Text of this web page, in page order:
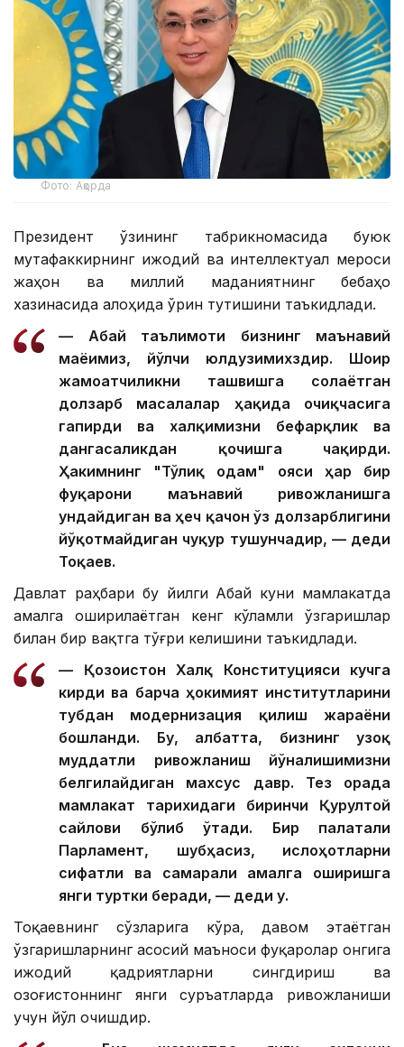
Фото: Ақорда
Президент ўзининг табрикномасида буюк
мутафаккирнинг ижодий ва интеллектуал мероси
жаҳон ва миллий маданиятнинг бебаҳо
хазинасида алоҳида ўрин тутишини таъкидлади.
— Абай таълимоти бизнинг маънавий
маёғимиз, йўлчи юлдузимихздир. Шоир
жамоатчиликни ташвишга солаётган
долзарб масалалар ҳақида очиқчасига
гапирди ва халқимизни бефарқлик ва
дангасаликдан қочишга чақирди.
Ҳакимнинг "Тўлиқ одам" ғояси ҳар бир
фуқарони маънавий ривожланишга
ундайдиган ва ҳеч қачон ўз долзарблигини
йўқотмайдиган чуқур тушунчадир, — деди
Тоқаев.
Давлат раҳбари бу йилги Абай куни мамлакатда
амалга оширилаётган кенг кўламли ўзгаришлар
билан бир вақтга тўғри келишини таъкидлади.
— Қозоғистон Халқ Конституцияси кучга
кирди ва барча ҳокимият институтларини
тубдан модернизация қилиш жараёни
бошланди. Бу, албатта, бизнинг узоқ
муддатли ривожланиш йўналишимизни
белгилайдиган махсус давр. Тез орада
мамлакат тарихидаги биринчи Қурултой
сайлови бўлиб ўтади. Бир палатали
Парламент, шубҳасиз, ислоҳотларни
сифатли ва самарали амалга оширишга
янги туртки беради, — деди у.
Тоқаевнинг сўзларига кўра, давом этаётган
ўзгаришларнинг асосий маъноси фуқаролар онгига
ижодий қадриятларни сингдириш ва
Қозоғистоннинг янги суръатларда ривожланиши
учун йўл очишдир.